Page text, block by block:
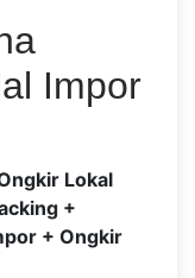
Impor
Lokal
+
+ Ongkir